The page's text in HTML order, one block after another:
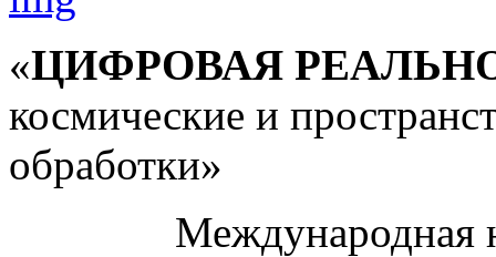
«ЦИФРОВАЯ
космические и
обработки»
Международная